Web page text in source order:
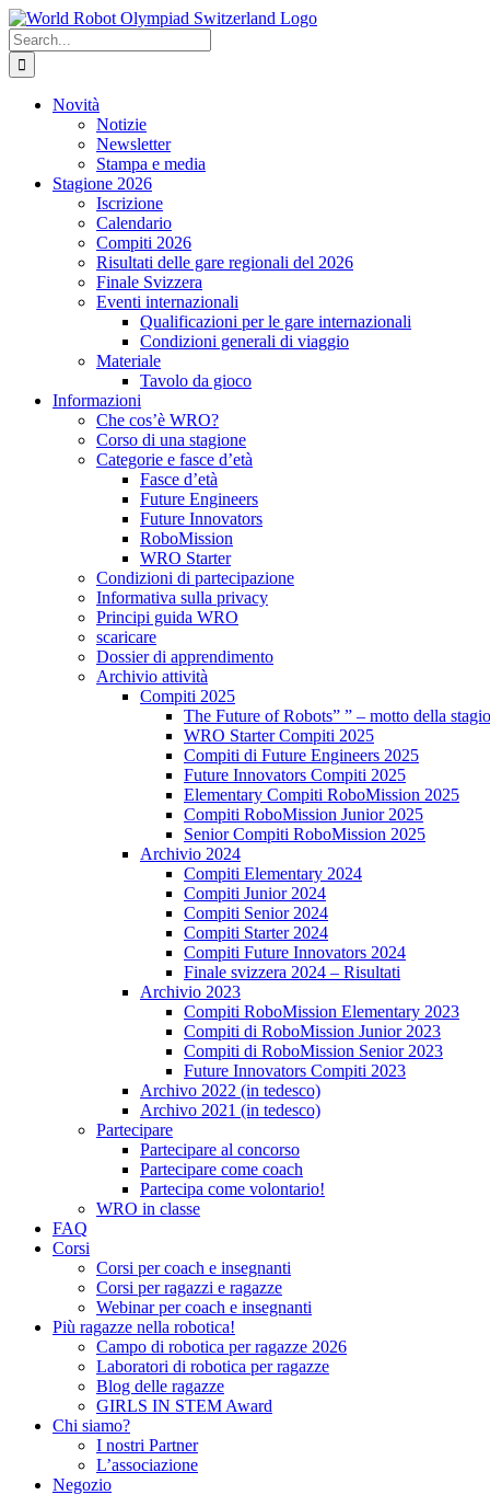
Skip
to
content
Search
for:
Novità
Notizie
Newsletter
Stampa e media
Stagione 2026
Iscrizione
Calendario
Compiti 2026
Risultati delle gare regionali del 2026
Finale Svizzera
Eventi internazionali
Qualificazioni per le gare internazionali
Condizioni generali di viaggio
Materiale
Tavolo da gioco
Informazioni
Che cos’è WRO?
Corso di una stagione
Categorie e fasce d’età
Fasce d’età
Future Engineers
Future Innovators
RoboMission
WRO Starter
Condizioni di partecipazione
Informativa sulla privacy
Principi guida WRO
scaricare
Dossier di apprendimento
Archivio attività
Compiti 2025
The Future of Robots” ” – motto della
WRO Starter Compiti 2025
Compiti di Future Engineers 2025
Future Innovators Compiti 2025
Elementary Compiti RoboMission 2025
Compiti RoboMission Junior 2025
Senior Compiti RoboMission 2025
Archivio 2024
Compiti Elementary 2024
Compiti Junior 2024
Compiti Senior 2024
Compiti Starter 2024
Compiti Future Innovators 2024
Finale svizzera 2024 – Risultati
Archivio 2023
Compiti RoboMission Elementary 2023
Compiti di RoboMission Junior 2023
Compiti di RoboMission Senior 2023
Future Innovators Compiti 2023
Archivo 2022 (in tedesco)
Archivo 2021 (in tedesco)
Partecipare
Partecipare al concorso
Partecipare come coach
Partecipa come volontario!
WRO in classe
FAQ
Corsi
Corsi per coach e insegnanti
Corsi per ragazzi e ragazze
Webinar per coach e insegnanti
Più ragazze nella robotica!
Campo di robotica per ragazze 2026
Laboratori di robotica per ragazze
Blog delle ragazze
GIRLS IN STEM Award
Chi siamo?
I nostri Partner
L’associazione
Negozio